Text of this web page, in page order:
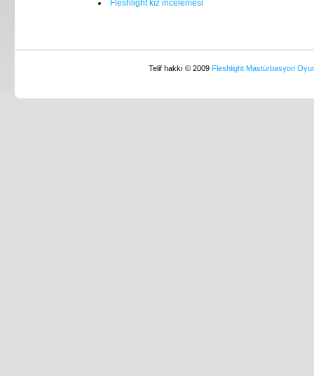
Fleshlight kız incelemesi
Telif hakkı © 2009 Fleshlight Mastürbasyon